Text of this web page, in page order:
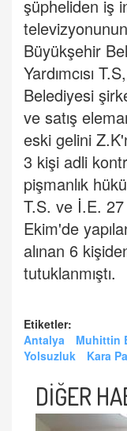
şüpheliden iş
Büyükşehir
Yardımcısı
Belediyesi
ve satış
eski gelini
3 kişi adli
pişmanlık
T.S. ve İ.E. 27
Ekim'de
alınan 6
tutuklanmıştı.
Etiketler:
Antalya
Muhittin
Yolsuzluk
Kara
DİĞER